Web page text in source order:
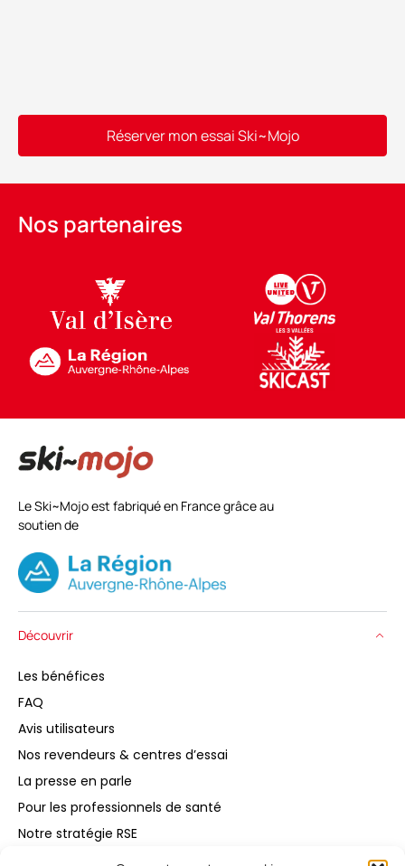
Réserver mon essai Ski~Mojo
Nos partenaires
Le Ski~Mojo est fabriqué en France grâce au
soutien de
Découvrir
Les bénéfices
FAQ
Avis utilisateurs
Nos revendeurs & centres d’essai
La presse en parle
Pour les professionnels de santé
Notre stratégie RSE